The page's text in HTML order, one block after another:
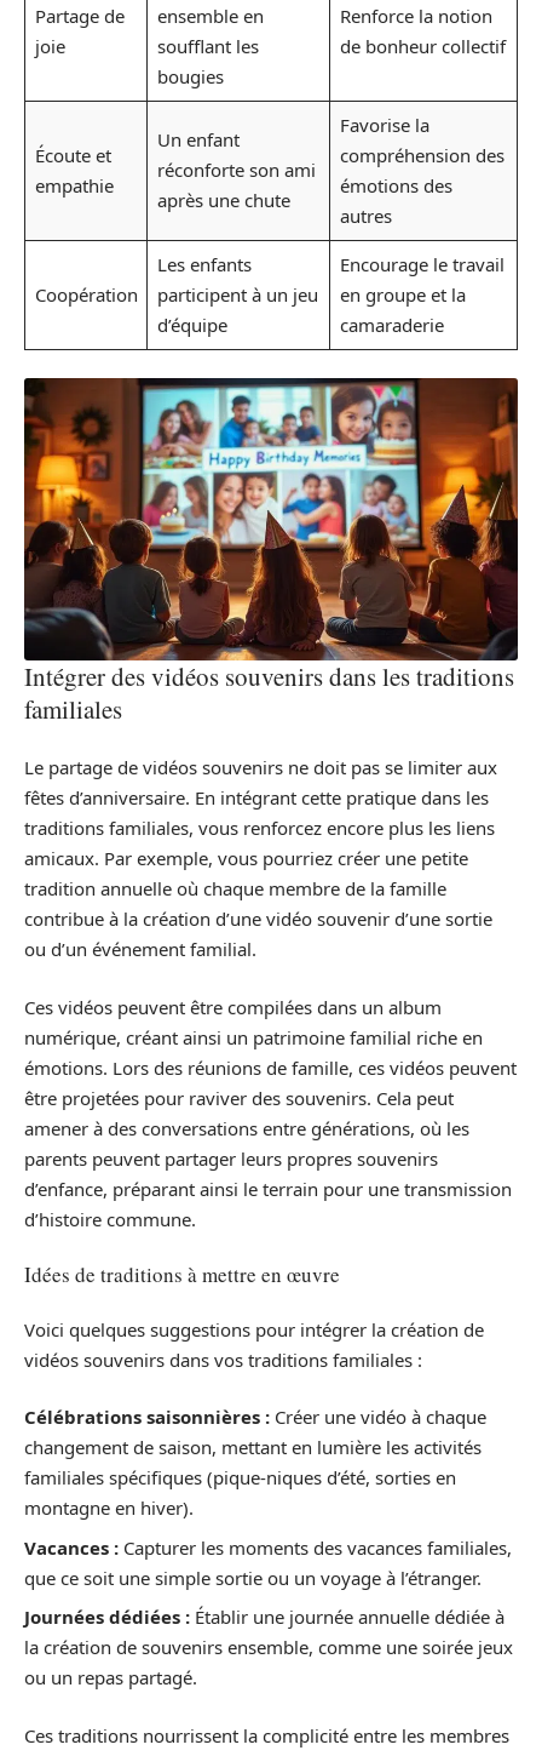
Partage de
joie
ensemble en
soufflant les
bougies
Renforce la notion
de bonheur collectif
Écoute et
empathie
Un enfant
réconforte son ami
après une chute
Favorise la
compréhension des
émotions des
autres
Coopération
Les enfants
participent à un jeu
d’équipe
Encourage le travail
en groupe et la
camaraderie
Intégrer des vidéos souvenirs dans les traditions
familiales
Le partage de vidéos souvenirs ne doit pas se limiter aux
fêtes d’anniversaire. En intégrant cette pratique dans les
traditions familiales, vous renforcez encore plus les liens
amicaux. Par exemple, vous pourriez créer une petite
tradition annuelle où chaque membre de la famille
contribue à la création d’une vidéo souvenir d’une sortie
ou d’un événement familial.
Ces vidéos peuvent être compilées dans un album
numérique, créant ainsi un patrimoine familial riche en
émotions. Lors des réunions de famille, ces vidéos peuvent
être projetées pour raviver des souvenirs. Cela peut
amener à des conversations entre générations, où les
parents peuvent partager leurs propres souvenirs
d’enfance, préparant ainsi le terrain pour une transmission
d’histoire commune.
Idées de traditions à mettre en œuvre
Voici quelques suggestions pour intégrer la création de
vidéos souvenirs dans vos traditions familiales :
Célébrations saisonnières : Créer une vidéo à chaque
changement de saison, mettant en lumière les activités
familiales spécifiques (pique-niques d’été, sorties en
montagne en hiver).
Vacances : Capturer les moments des vacances familiales,
que ce soit une simple sortie ou un voyage à l’étranger.
Journées dédiées : Établir une journée annuelle dédiée à
la création de souvenirs ensemble, comme une soirée jeux
ou un repas partagé.
Ces traditions nourrissent la complicité entre les membres